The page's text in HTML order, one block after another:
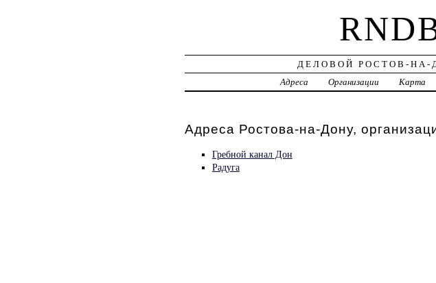
ДЕЛОВОЙ РОСТОВ-НА-
Адреса
Организации Карта
Адреса Ростова-на-Дону,
Гребной канал Дон
Радуга